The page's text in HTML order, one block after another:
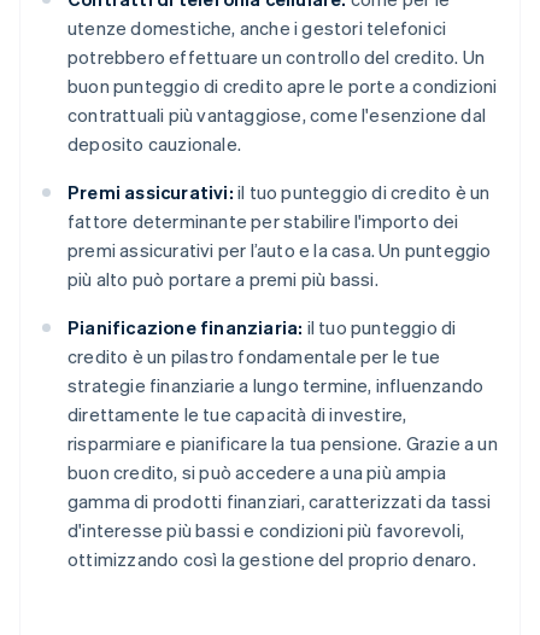
utenze domestiche, anche i gestori telefonici
potrebbero effettuare un controllo del credito. Un
buon punteggio di credito apre le porte a condizioni
contrattuali più vantaggiose, come l'esenzione dal
deposito cauzionale.
Premi assicurativi: il tuo punteggio di credito è un
fattore determinante per stabilire l'importo dei
premi assicurativi per l’auto e la casa. Un punteggio
più alto può portare a premi più bassi.
Pianificazione finanziaria: il tuo punteggio di
credito è un pilastro fondamentale per le tue
strategie finanziarie a lungo termine, influenzando
direttamente le tue capacità di investire,
risparmiare e pianificare la tua pensione. Grazie a un
buon credito, si può accedere a una più ampia
gamma di prodotti finanziari, caratterizzati da tassi
d'interesse più bassi e condizioni più favorevoli,
ottimizzando così la gestione del proprio denaro.